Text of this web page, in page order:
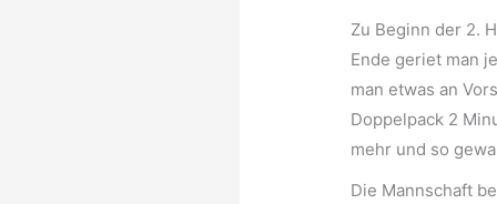
Zu Beginn der 2.
Ende geriet man
man etwas an
Doppelpack 2
mehr und so
Die Mannschaft